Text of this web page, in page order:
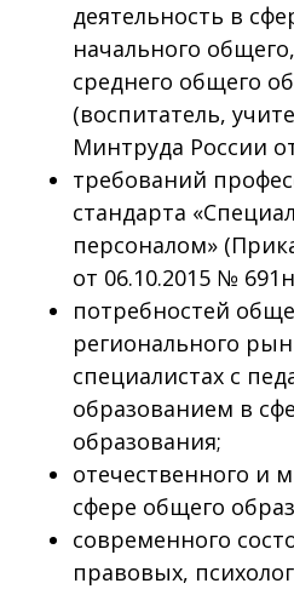
деятельность в
начального
среднего общего
(воспитатель,
Минтруда России
требований
стандарта
персоналом»
от 06.10.2015 №
потребностей
регионального
специалистах с
образованием в
образования;
отечественного и
сфере общего
современного
правовых,